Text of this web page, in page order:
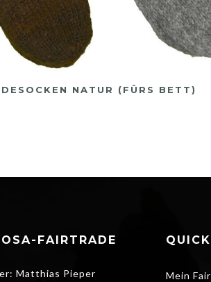
NATUR (FÜRS BETT)
FAIRTRADE
Matthias Pieper
Mein